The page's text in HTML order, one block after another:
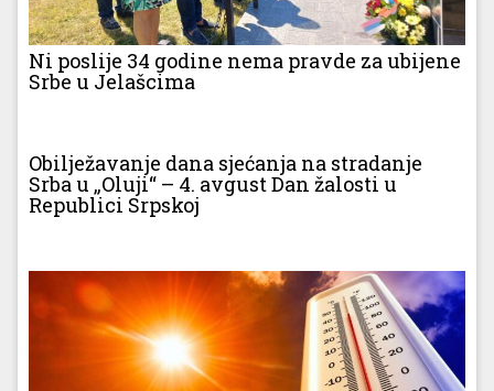
Ni poslije 34 godine nema pravde za ubijene
Srbe u Jelašcima
Obilježavanje dana sjećanja na stradanje
Srba u „Oluji“ – 4. avgust Dan žalosti u
Republici Srpskoj